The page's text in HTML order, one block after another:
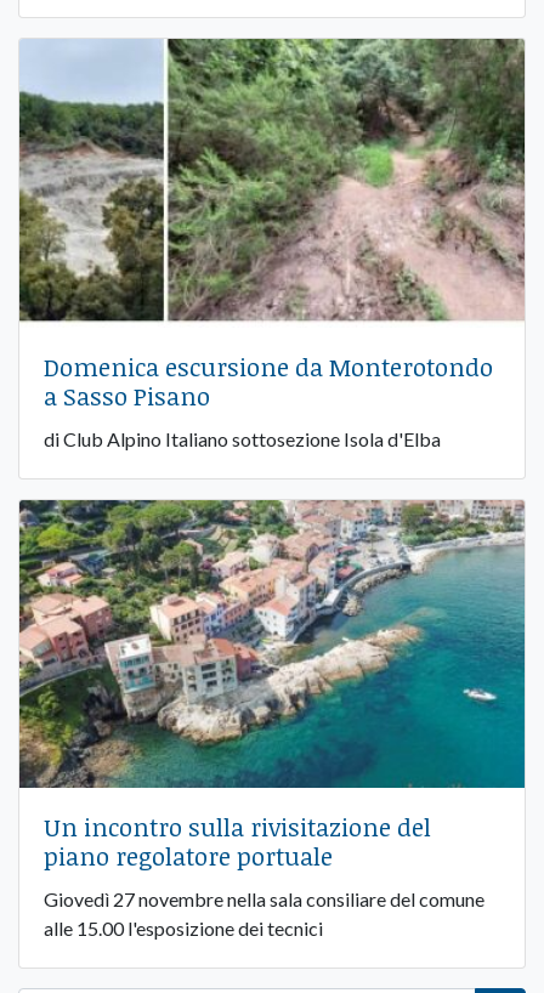
Domenica escursione da Monterotondo
a Sasso Pisano
di Club Alpino Italiano sottosezione Isola d'Elba
Un incontro sulla rivisitazione del
piano regolatore portuale
Giovedì 27 novembre nella sala consiliare del comune
alle 15.00 l'esposizione dei tecnici